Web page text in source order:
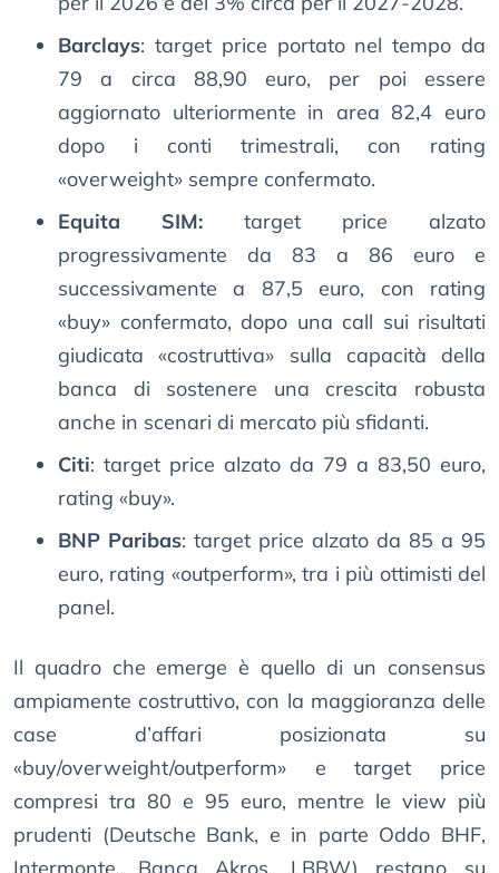
Barclays: target price portato nel tempo da
79 a circa 88,90 euro, per poi essere
aggiornato ulteriormente in area 82,4 euro
dopo i conti trimestrali, con rating
«overweight» sempre confermato.
Equita SIM: target price alzato
progressivamente da 83 a 86 euro e
successivamente a 87,5 euro, con rating
«buy» confermato, dopo una call sui risultati
giudicata «costruttiva» sulla capacità della
banca di sostenere una crescita robusta
anche in scenari di mercato più sfidanti.
Citi: target price alzato da 79 a 83,50 euro,
rating «buy».
BNP Paribas: target price alzato da 85 a 95
euro, rating «outperform», tra i più ottimisti del
panel.
Il quadro che emerge è quello di un consensus
ampiamente costruttivo, con la maggioranza delle
case d’affari posizionata su
«buy/overweight/outperform» e target price
compresi tra 80 e 95 euro, mentre le view più
prudenti (Deutsche Bank, e in parte Oddo BHF,